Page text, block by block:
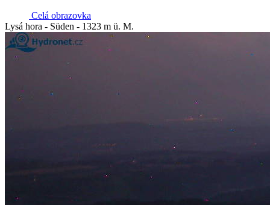
Celá obrazovka
Lysá hora - Süden - 1323 m ü. M.